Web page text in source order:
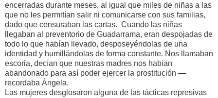
encerradas durante meses, al igual que miles de niñas a las
que no les permitían salir ni comunicarse con sus familias,
dado que censuraban las cartas. Cuando las niñas
llegaban al preventorio de Guadarrama, eran despojadas de
todo lo que habían llevado, desposeyéndolas de una
identidad y humillándolas de forma constante. Nos llamaban
escoria, decían que nuestras madres nos habían
abandonado para así poder ejercer la prostitución —
recordaba Ángela.
Las mujeres desglosaron alguna de las tácticas represivas